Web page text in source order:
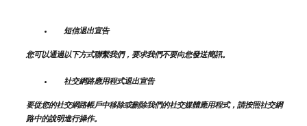
短信退出宣告
您可以通過以下方式聯繫我們，要求我們不要向您發送簡訊。
社交網路應用程式退出宣告
要從您的社交網路帳戶中移除或刪除我們的社交媒體應用程式，請按照社交網
路中的說明進行操作。